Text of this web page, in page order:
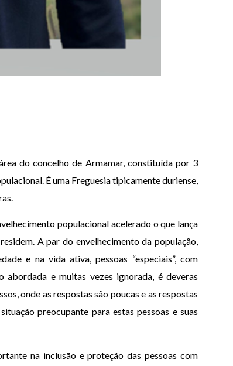
do concelho de Armamar, constituída por 3
É uma Freguesia tipicamente duriense,
populacional acelerado o que lança
A par do envelhecimento da população,
e na vida ativa, pessoas “especiais”, com
abordada e muitas vezes ignorada, é deveras
onde as respostas são poucas e as respostas
preocupante para estas pessoas e suas
na inclusão e proteção das pessoas com